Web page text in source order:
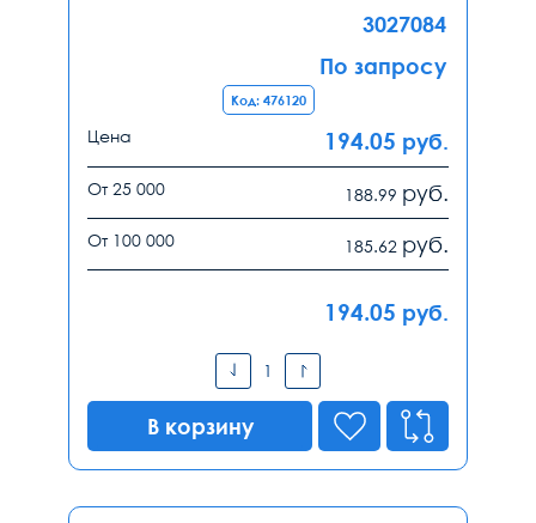
3027084
По запросу
Код: 476120
Цена 194.05 руб.
От 25 000 188.99 руб.
От 100 000 185.62 руб.
194.05 руб.
В корзину